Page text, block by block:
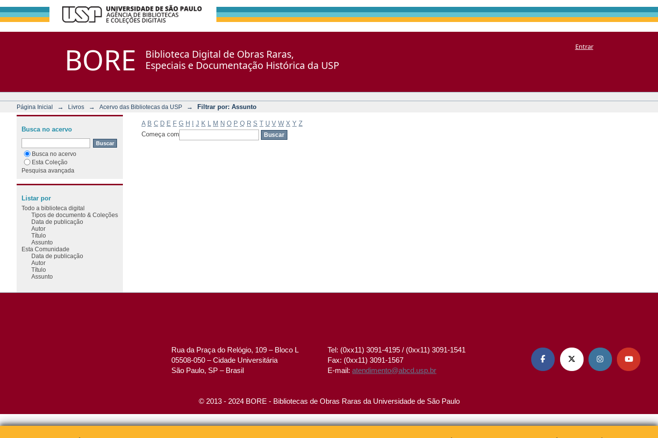
BORE
Biblioteca Digital de Obras Raras,
Especiais e Documentação Histórica da USP
Entrar
Página Inicial → Livros → Acervo das Bibliotecas da USP → Filtrar por: Assunto
A B C D E F G H J K M N O P Q R S T U V W X Y Z
Começa com
Busca no acervo
Busca no acervo
Esta Coleção
Pesquisa avançada
Listar por
Todo a biblioteca digital
Tipos de documento & Coleções
Data de publicação
Autor
Título
Assunto
Esta Comunidade
Data de publicação
Autor
Título
Assunto
Rua da Praça do Relógio, 109 – Bloco L
05508-050 – Cidade Universitária
São Paulo, SP – Brasil
Tel: (0xx11) 3091-4195 / (0xx11) 3091-1541
Fax: (0xx11) 3091-1567
E-mail:atendimento@abcd.usp.br
   
© 2013 - 2024 BORE - Bibliotecas de Obras Raras da Universidade de São Paulo